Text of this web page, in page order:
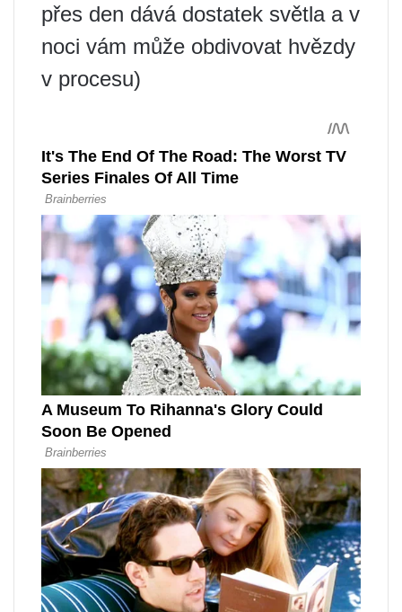
přes den dává dostatek světla a v
noci vám může obdivovat hvězdy
v procesu)